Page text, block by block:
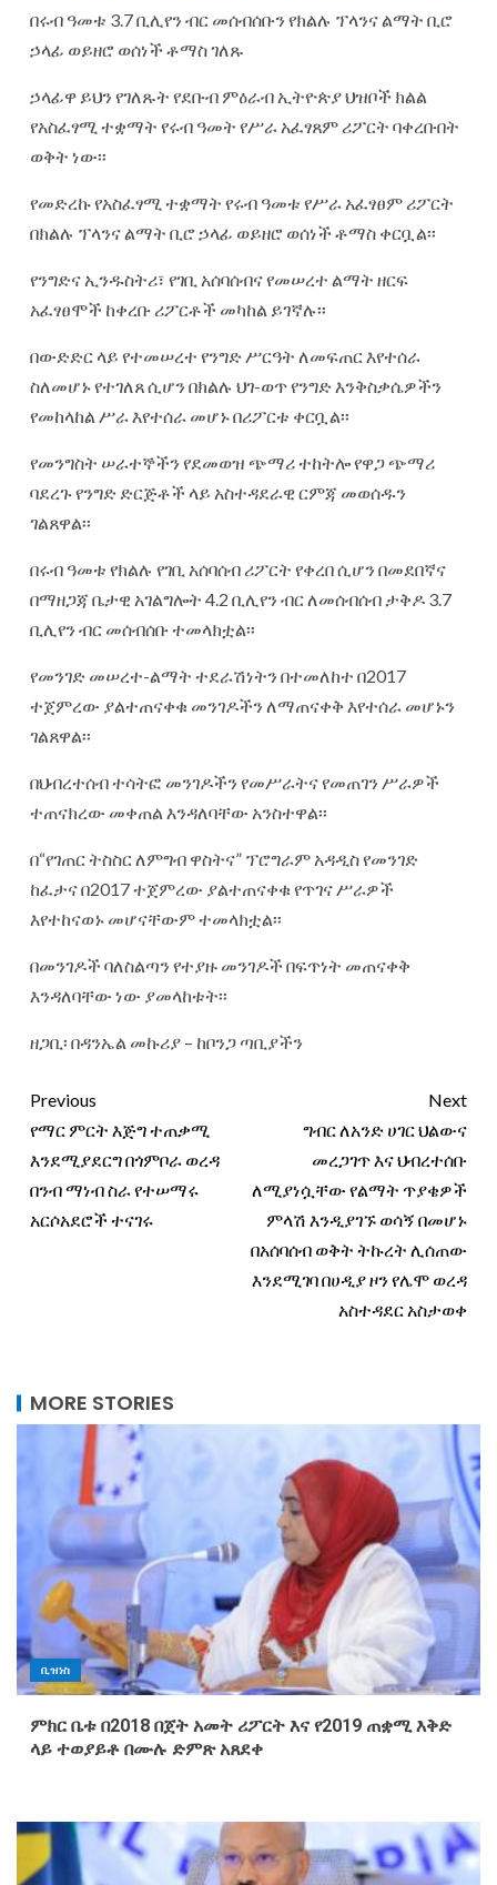
በሩብ ዓመቱ 3.7 ቢሊየን ብር መሰብሰቡን የክልሉ ፕላንና ልማት ቢሮ
ኃላፊ ወይዘሮ ወሰነች ቶማስ ገለጹ
ኃላፊዋ ይህን የገለጹት የደቡብ ምዕራብ ኢትዮጵያ ህዝቦች ክልል
የአስፈፃሚ ተቋማት የሩብ ዓመት የሥራ አፈፃጸም ሪፖርት ባቀረቡበት
ወቅት ነው፡፡
የመድረኩ የአስፈፃሚ ተቋማት የሩብ ዓመቱ የሥራ አፈፃፀም ሪፖርት
በክልሉ ፕላንና ልማት ቢሮ ኃላፊ ወይዘሮ ወሰነች ቶማስ ቀርቧል፡፡
የንግድና ኢንዱስትሪ፣ የገቢ አሰባሰብና የመሠረተ ልማት ዘርፍ
አፈፃፀሞች ከቀረቡ ሪፖርቶች መካከል ይገኛሉ፡፡
በውድድር ላይ የተመሠረተ የንግድ ሥርዓት ለመፍጠር እየተሰራ
ስለመሆኑ የተገለጸ ሲሆን በክልሉ ህገ-ወጥ የንግድ እንቅስቃሴዎችን
የመከላከል ሥራ እየተሰራ መሆኑ በሪፖርቱ ቀርቧል፡፡
የመንግስት ሠራተኞችን የደመወዝ ጭማሪ ተከትሎ የዋጋ ጭማሪ
ባደረጉ የንግድ ድርጅቶች ላይ አስተዳደራዊ ርምጃ መወሰዱን
ገልጸዋል፡፡
በሩብ ዓመቱ የክልሉ የገቢ አሰባሰብ ሪፖርት የቀረበ ሲሆን በመደበኛና
በማዘጋጃ ቤታዊ አገልግሎት 4.2 ቢሊየን ብር ለመሰብሰብ ታቅዶ 3.7
ቢሊየን ብር መሰብሰቡ ተመላክቷል፡፡
የመንገድ መሠረተ-ልማት ተደራሽነትን በተመለከተ በ2017
ተጀምረው ያልተጠናቀቁ መንገዶችን ለማጠናቀቅ እየተሰራ መሆኑን
ገልጸዋል፡፡
በህብረተሰብ ተሳትፎ መንገዶችን የመሥራትና የመጠገን ሥራዎች
ተጠናክረው መቀጠል እንዳለባቸው አንስተዋል፡፡
በ“የገጠር ትስስር ለምግብ ዋስትና” ፕሮግራም አዳዲስ የመንገድ
ከፈታና በ2017 ተጀምረው ያልተጠናቀቁ የጥገና ሥራዎች
እየተከናወኑ መሆናቸውም ተመላክቷል፡፡
በመንገዶች ባለስልጣን የተያዙ መንገዶች በፍጥነት መጠናቀቅ
እንዳለባቸው ነው ያመላከቱት፡፡
ዘጋቢ፡ በዳንኤል መኩሪያ – ከቦንጋ ጣቢያችን
Previous
የማር ምርት እጅግ ተጠቃሚ
እንደሚያደርግ በጎምቦራ ወረዳ
በንብ ማነብ ስራ የተሠማሩ
አርሶአደሮች ተናገሩ
Next
ግብር ለአንድ ሀገር ህልውና
መረጋገጥ እና ህብረተሰቡ
ለሚያነሷቸው የልማት ጥያቄዎች
ምላሽ እንዲያገኙ ወሳኝ በመሆኑ
በአሰባሰብ ወቅት ትኩረት ሊሰጠው
እንደሚገባ በሀዲያ ዞን የሌሞ ወረዳ
አስተዳደር አስታወቀ
MORE STORIES
ቢዝነስ
ምክር ቤቱ በ2018 በጀት አመት ሪፖርት እና የ2019 ጠቋሚ እቅድ
ላይ ተወያይቶ በሙሉ ድምጽ አጸደቀ